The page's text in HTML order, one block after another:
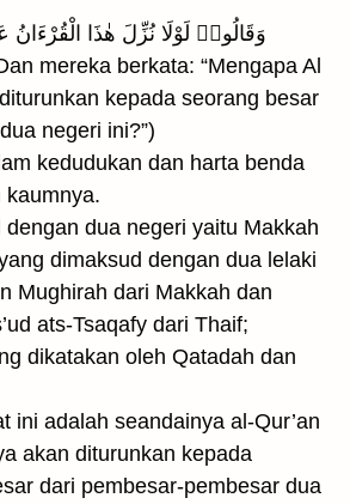
kepada seorang besar
negeri ini?”)
kedudukan dan harta benda
kaumnya.
dengan dua negeri yaitu Makkah
dimaksud dengan dua lelaki
Mughirah dari Makkah dan
ats-Tsaqafy dari Thaif;
dikatakan oleh Qatadah dan
ini adalah seandainya al-Qur’an
akan diturunkan kepada
dari pembesar-pembesar dua